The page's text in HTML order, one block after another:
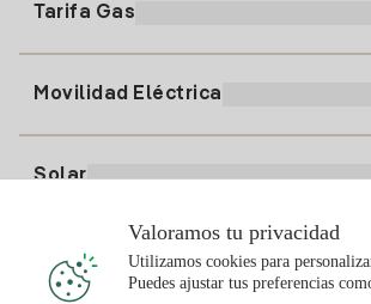
91 919 52 73
clientes@tuiberdrola.es
Alta Gas
Precio de la luz hoy
Tarifa Gas
Movilidad Eléctrica
Solar
Plan Solar
Te interesa
Valoramos tu privacidad
Utilizamos cookies para
Puedes ajustar tus preferencias